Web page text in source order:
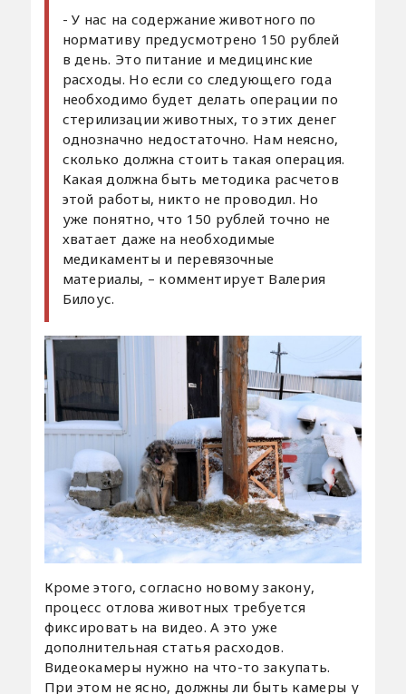
- У нас на содержание животного по
нормативу предусмотрено 150 рублей
в день. Это питание и медицинские
расходы. Но если со следующего года
необходимо будет делать операции по
стерилизации животных, то этих денег
однозначно недостаточно. Нам неясно,
сколько должна стоить такая операция.
Какая должна быть методика расчетов
этой работы, никто не проводил. Но
уже понятно, что 150 рублей точно не
хватает даже на необходимые
медикаменты и перевязочные
материалы, – комментирует Валерия
Билоус.
Кроме этого, согласно новому закону,
процесс отлова животных требуется
фиксировать на видео. А это уже
дополнительная статья расходов.
Видеокамеры нужно на что-то закупать.
При этом не ясно, должны ли быть камеры у